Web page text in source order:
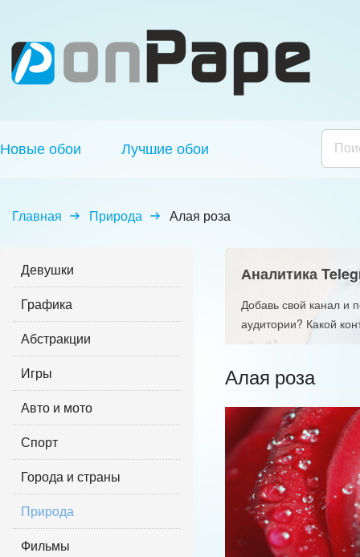
Новые обои Лучшие обои
Главная Природа Алая роза
Девушки
Графика
Абстракции
Игры
Авто и мото
Спорт
Города и страны
Природа
Фильмы
Аналитика
Добавь свой канал и
аудитории? Какой
Алая роза